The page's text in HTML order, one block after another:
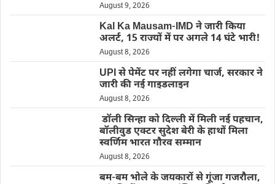
August 9, 2026
Kal Ka Mausam-IMD ने जारी किया
अलर्ट, 15 राज्यों में पर अगले 14 घंटे भारी!
August 8, 2026
UPI से पेमेंट पर नहीं लगेगा चार्ज, सरकार ने
जारी की नई गाइडलाइन
August 8, 2026
डॉली सिन्हा को दिल्ली में मिली नई पहचान,
बॉलीवुड एक्टर सुदेश बेरी के हाथों मिला
स्वर्णिम भारत गौरव सम्मान
August 8, 2026
बम-बम भोले के जयकारों से गूंजा गजरौला,